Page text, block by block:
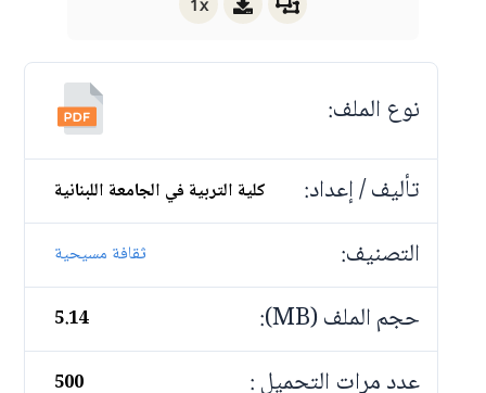
نوع الملف:
تأليف / إعداد:
كلية التربية في الجامعة اللبنانية
التصنيف: ثقافة مسيحية
حجم الملف (MB): 5.14
عدد مرات التحميل : 500